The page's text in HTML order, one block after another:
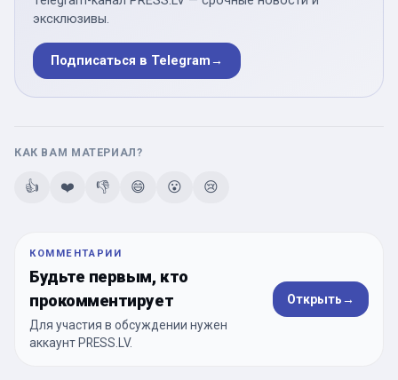
эксклюзивы.
Подписаться в Telegram→
КАК ВАМ МАТЕРИАЛ?
👍 ❤️ 👎 😄 😮 😢
КОММЕНТАРИИ
Будьте первым, кто
прокомментирует
Для участия в обсуждении нужен
аккаунт PRESS.LV.
Открыть→